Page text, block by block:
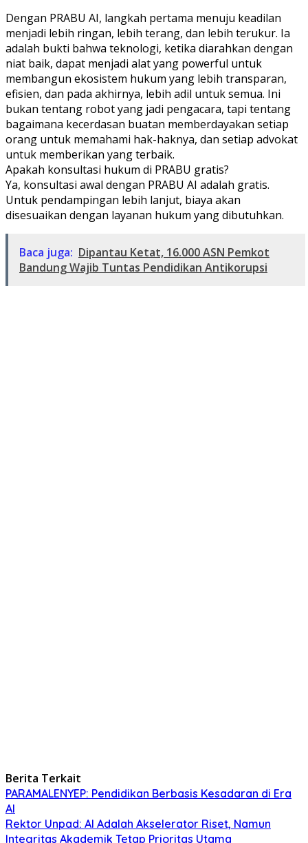
Dengan PRABU AI, langkah pertama menuju keadilan
menjadi lebih ringan, lebih terang, dan lebih terukur. Ia
adalah bukti bahwa teknologi, ketika diarahkan dengan
niat baik, dapat menjadi alat yang powerful untuk
membangun ekosistem hukum yang lebih transparan,
efisien, dan pada akhirnya, lebih adil untuk semua. Ini
bukan tentang robot yang jadi pengacara, tapi tentang
bagaimana kecerdasan buatan memberdayakan setiap
orang untuk memahami hak-haknya, dan setiap advokat
untuk memberikan yang terbaik.
Apakah konsultasi hukum di PRABU gratis?
Ya, konsultasi awal dengan PRABU AI adalah gratis.
Untuk pendampingan lebih lanjut, biaya akan
disesuaikan dengan layanan hukum yang dibutuhkan.
Baca juga: Dipantau Ketat, 16.000 ASN Pemkot
Bandung Wajib Tuntas Pendidikan Antikorupsi
Berita Terkait
PARAMALENYEP: Pendidikan Berbasis Kesadaran di Era
AI
Rektor Unpad: AI Adalah Akselerator Riset, Namun
Integritas Akademik Tetap Prioritas Utama